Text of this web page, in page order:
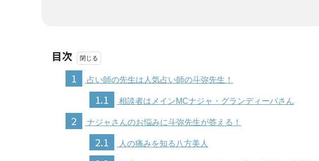
目次
1
占い師の先生は人気占い師の斗弥先生！
1.1 相談者はメインMCナジャ・グランディーバさん
2 ナジャさんのお悩みに斗弥先生が答える！
2.1 人の痛みを知る八方美人